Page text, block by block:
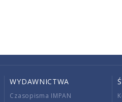
WYDAWNICTWA
Czasopisma IMPAN